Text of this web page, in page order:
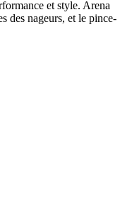
et style. Arena
des nageurs, et le pince-